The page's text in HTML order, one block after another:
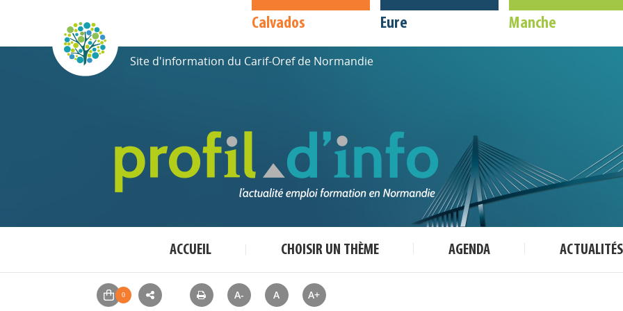
Calvados Eure Manche
Site d'information du Carif-Oref de Normandie
ACCUEIL CHOISIR UN THÈME AGENDA ACTUALITÉS
A- A A+